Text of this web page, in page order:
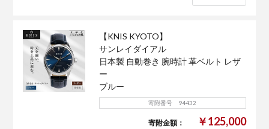
【KNIS KYOTO】
サンレイダイアル
日本製 自動巻き 腕時計 革ベルト レザ
ー
ブルー
寄附番号 94432
寄附金額： ￥125,000